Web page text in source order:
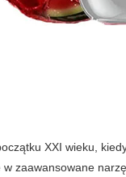
XXI wieku,
w zaawansowane